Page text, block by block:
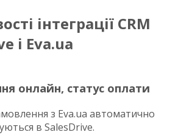
інтеграції CRM
і Eva.ua
онлайн, статус оплати
з Eva.ua автоматично
в SalesDrive.